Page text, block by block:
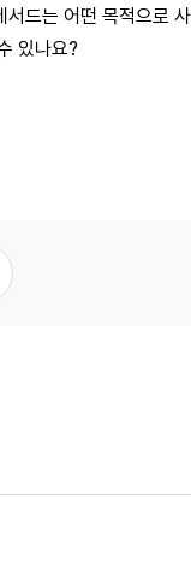
드는 어떤 목적으로
있나요?